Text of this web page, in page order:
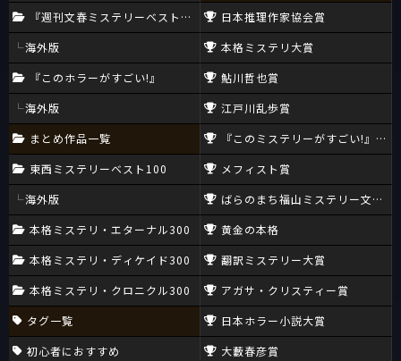
『週刊文春ミステリーベスト10』
海外版
『このホラーがすごい!』
海外版
まとめ作品一覧
東西ミステリーベスト100
海外版
本格ミステリ・エターナル300
本格ミステリ・ディケイド300
本格ミステリ・クロニクル300
タグ一覧
初心者におすすめ
日本推理作家協会賞
本格ミステリ大賞
鮎川哲也賞
江戸川乱歩賞
『このミステリーがすごい!』大賞
メフィスト賞
ばらのまち福山ミステリー文学新
黄金の本格
翻訳ミステリー大賞
アガサ・クリスティー賞
日本ホラー小説大賞
大藪春彦賞